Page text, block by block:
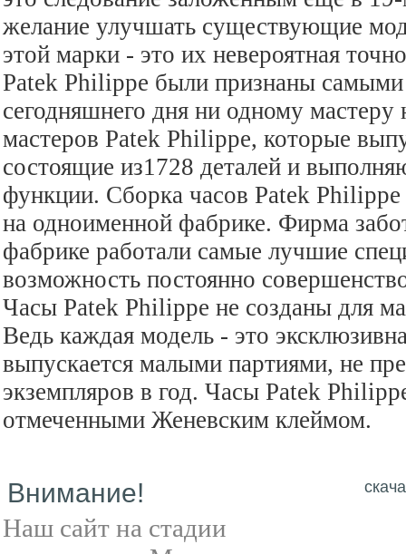
желание улучшать существующие
этой марки - это их невероятная
Patek Philippe были признаны
сегодняшнего дня ни одному мастеру
мастеров Patek Philippe, которые
состоящие из1728 деталей и
функции. Сборка часов Patek
на одноименной фабрике. Фирма
фабрике работали самые лучшие
возможность постоянно
Часы Patek Philippe не созданы для
Ведь каждая модель - это
выпускается малыми партиями, не
экземпляров в год. Часы Patek
отмеченными Женевским клеймом.
Внимание!
Наш сайт на стадии